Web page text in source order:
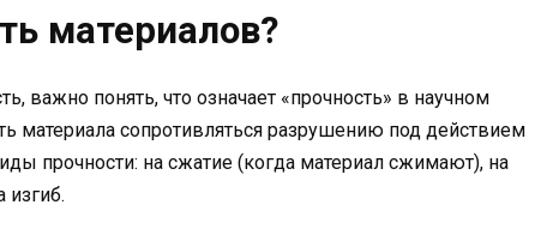
материалов?
важно понять, что означает «прочность» в научном
материала сопротивляться разрушению под действием
прочности: на сжатие (когда материал сжимают), на
изгиб.